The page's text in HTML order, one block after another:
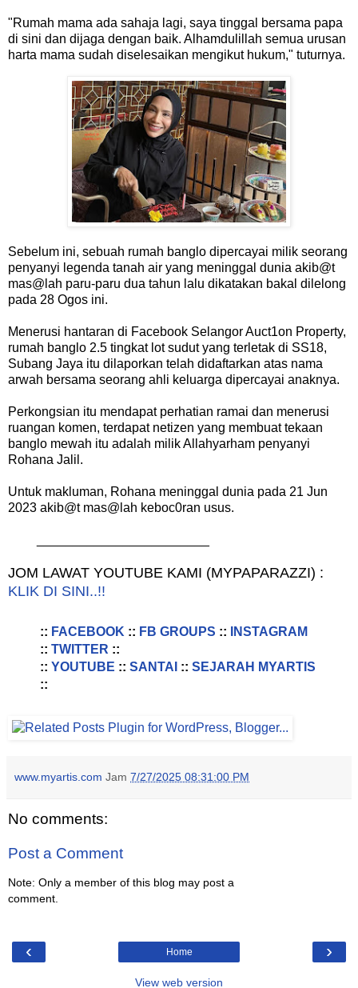
"Rumah mama ada sahaja lagi, saya tinggal bersama papa
di sini dan dijaga dengan baik. Alhamdulillah semua urusan
harta mama sudah diselesaikan mengikut hukum," tuturnya.
Sebelum ini, sebuah rumah banglo dipercayai milik seorang
penyanyi legenda tanah air yang meninggal dunia akib@t
mas@lah paru-paru dua tahun lalu dikatakan bakal dilelong
pada 28 Ogos ini.
Menerusi hantaran di Facebook Selangor Auct1on Property,
rumah banglo 2.5 tingkat lot sudut yang terletak di SS18,
Subang Jaya itu dilaporkan telah didaftarkan atas nama
arwah bersama seorang ahli keluarga dipercayai anaknya.
Perkongsian itu mendapat perhatian ramai dan menerusi
ruangan komen, terdapat netizen yang membuat tekaan
banglo mewah itu adalah milik Allahyarham penyanyi
Rohana Jalil.
Untuk makluman, Rohana meninggal dunia pada 21 Jun
2023 akib@t mas@lah keboc0ran usus.
JOM LAWAT YOUTUBE KAMI (MYPAPARAZZI) :
KLIK DI SINI..!!
:: FACEBOOK :: FB GROUPS ::
INSTAGRAM
:: TWITTER ::
:: YOUTUBE :: SANTAI :: SEJARAH MYARTIS
::
www.myartis.com Jam 7/27/2025 08:31:00 PM
No comments:
Post a Comment
Note: Only a member of this blog may post a
comment.
‹ ›
Home
View web version